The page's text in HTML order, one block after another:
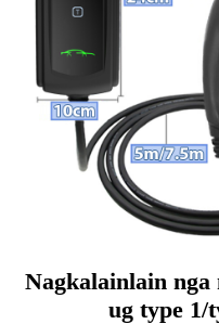
Nagkalainlain nga
ug type 1/